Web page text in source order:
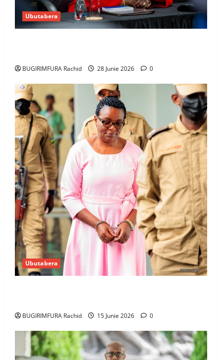
Ubutabera
BUGIRIMFURA Rachid 28 Junie 2026 0
Ubutabera
BUGIRIMFURA Rachid 15 Junie 2026 0